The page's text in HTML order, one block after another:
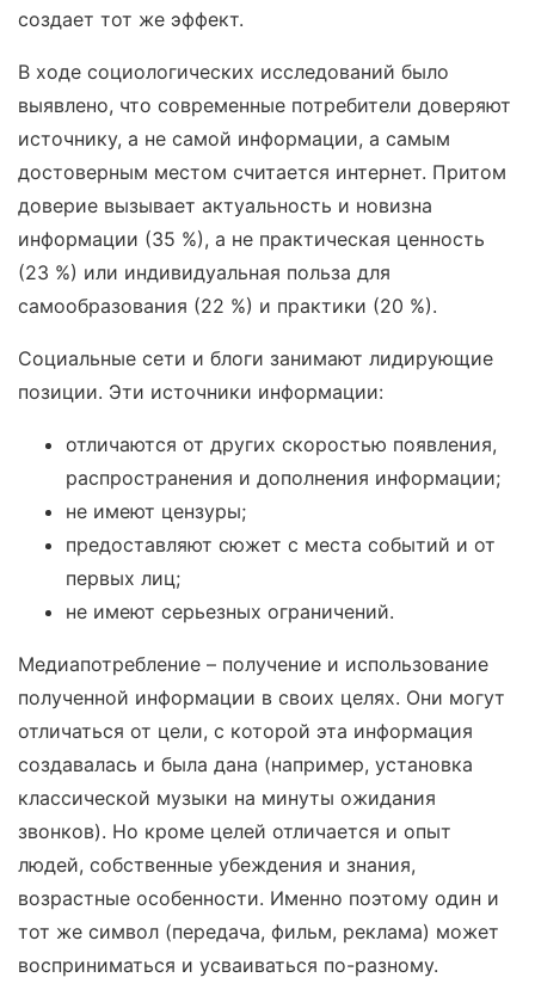
создает тот же эффект.
В ходе социологических исследований было
выявлено, что современные потребители доверяют
источнику, а не самой информации, а самым
достоверным местом считается интернет. Притом
доверие вызывает актуальность и новизна
информации (35 %), а не практическая ценность
(23 %) или индивидуальная польза для
самообразования (22 %) и практики (20 %).
Социальные сети и блоги занимают лидирующие
позиции. Эти источники информации:
отличаются от других скоростью появления,
распространения и дополнения информации;
не имеют цензуры;
предоставляют сюжет с места событий и от
первых лиц;
не имеют серьезных ограничений.
Медиапотребление – получение и использование
полученной информации в своих целях. Они могут
отличаться от цели, с которой эта информация
создавалась и была дана (например, установка
классической музыки на минуты ожидания
звонков). Но кроме целей отличается и опыт
людей, собственные убеждения и знания,
возрастные особенности. Именно поэтому один и
тот же символ (передача, фильм, реклама) может
восприниматься и усваиваться по-разному.